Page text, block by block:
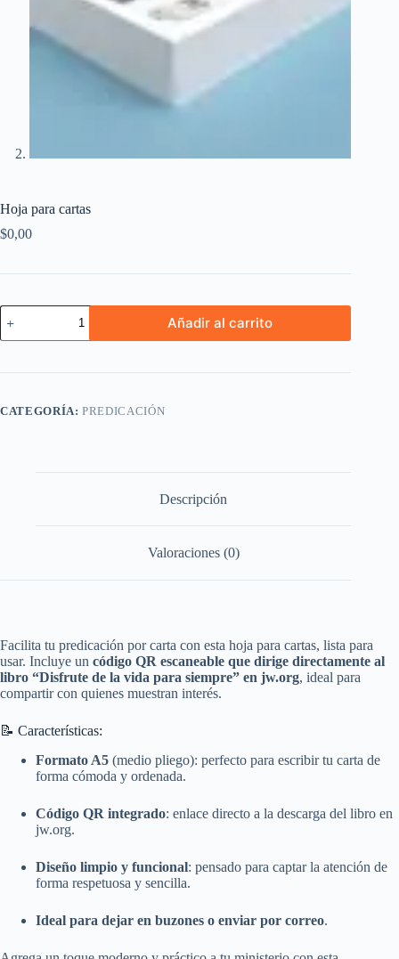
Hoja para cartas
$0,00
Hoja
para
cartas
Añadir al carrito
CATEGORÍA:PREDICACIÓN
Descripción
Valoraciones (0)
Facilita tu predicación por carta con esta hoja para cartas, lista para
usar. Incluye un código QR escaneable que dirige directamente al
libro “Disfrute de la vida para siempre” en jw.org, ideal para
compartir con quienes muestran interés.
📝 Características:
Formato A5 (medio pliego): perfecto para escribir tu carta de
forma cómoda y ordenada.
Código QR integrado: enlace directo a la descarga del libro en
jw.org.
Diseño limpio y funcional: pensado para captar la atención de
forma respetuosa y sencilla.
Ideal para dejar en buzones o enviar por correo.